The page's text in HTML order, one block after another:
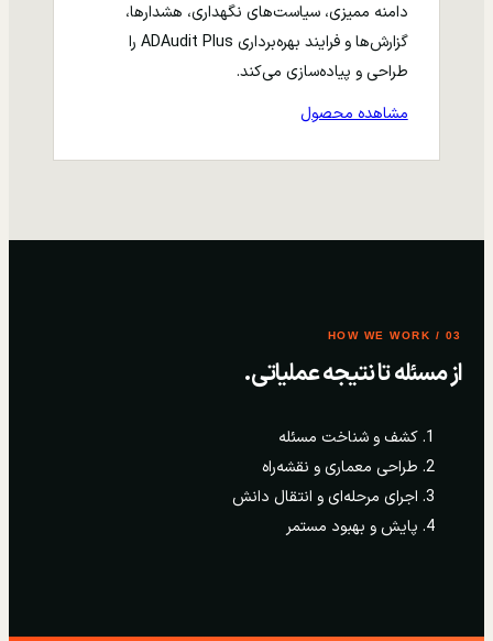
دامنه ممیزی، سیاست‌های نگهداری، هشدارها،
گزارش‌ها و فرایند بهره‌برداری ADAudit Plus را
طراحی و پیاده‌سازی می‌کند.
مشاهده محصول
03 / HOW WE WORK
از مسئله تا نتیجه عملیاتی.
کشف و شناخت مسئله
طراحی معماری و نقشه‌راه
اجرای مرحله‌ای و انتقال دانش
پایش و بهبود مستمر